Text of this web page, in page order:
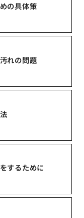
の具体策
れの問題
するために